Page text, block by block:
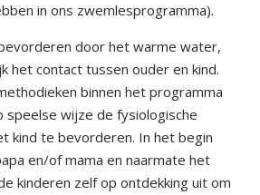
in ons zwemlesprogramma).
door het warme water,
het contact tussen ouder en kind.
binnen het programma
speelse wijze de fysiologische
kind te bevorderen. In het begin
en/of mama en naarmate het
kinderen zelf op ontdekking uit om